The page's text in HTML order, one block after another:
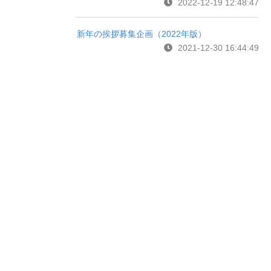
2022-12-19 12:48:47
新年の挨拶募集企画（2022年版）
2021-12-30 16:44:49